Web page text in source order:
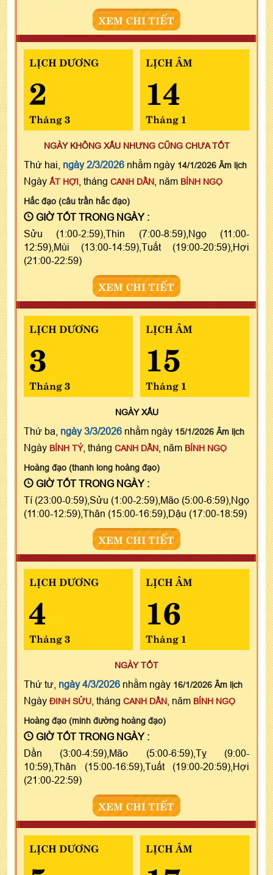
XEM CHI TIẾT
LỊCH DƯƠNG
2
Tháng 3
LỊCH ÂM
14
Tháng 1
NGÀY KHÔNG XẤU NHƯNG CŨNG CHƯA TỐT
Thứ hai, ngày 2/3/2026 nhằm ngày 14/1/2026 Âm lịch
Ngày ẤT HỢI , tháng CANH DẦN , năm BÍNH NGỌ
Hắc đạo (câu trần hắc đạo)
GIỜ TỐT TRONG NGÀY :
Sửu (1:00-2:59),Thìn (7:00-8:59),Ngọ (11:00-
12:59),Mùi (13:00-14:59),Tuất (19:00-20:59),Hợi
(21:00-22:59)
XEM CHI TIẾT
LỊCH DƯƠNG
3
Tháng 3
LỊCH ÂM
15
Tháng 1
NGÀYXẤU
Thứ ba, ngày 3/3/2026 nhằm ngày 15/1/2026 Âm lịch
Ngày BÍNH TÝ, tháng CANH DẦN , năm BÍNH NGỌ
Hoàng đạo (thanh long hoàng đạo)
GIỜ TỐT TRONG NGÀY :
Tí (23:00-0:59),Sửu (1:00-2:59),Mão (5:00-6:59),Ngọ
(11:00-12:59),Thân (15:00-16:59),Dậu (17:00-18:59)
XEM CHI TIẾT
LỊCH DƯƠNG
4
Tháng 3
LỊCH ÂM
16
Tháng 1
NGÀY TỐT
Thứ tư, ngày 4/3/2026 nhằm ngày 16/1/2026 Âm lịch
Ngày ĐINH SỬU , tháng CANH DẦN , năm BÍNH NGỌ
Hoàng đạo (minh đường hoàng đạo)
GIỜ TỐT TRONG NGÀY :
Dần (3:00-4:59),Mão (5:00-6:59),Tỵ (9:00-
10:59),Thân (15:00-16:59),Tuất (19:00-20:59),Hợi
(21:00-22:59)
XEM CHI TIẾT
LỊCH DƯƠNG LỊCH ÂM